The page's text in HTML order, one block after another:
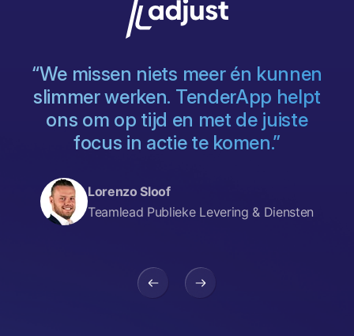
“We missen niets meer én kunnen
slimmer werken. TenderApp helpt
ons om op tijd en met de juiste
focus in actie te komen.”
Lorenzo Sloof
Teamlead Publieke Levering & Diensten